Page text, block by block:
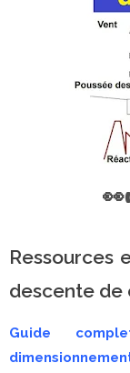
Ressources
descente de
Guide